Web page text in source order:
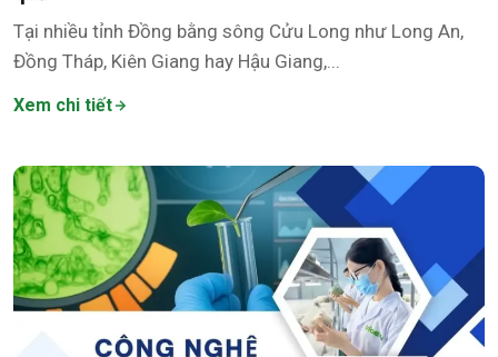
Tại nhiều tỉnh Đồng bằng sông Cửu Long như Long An,
Đồng Tháp, Kiên Giang hay Hậu Giang,...
Xem chi tiết